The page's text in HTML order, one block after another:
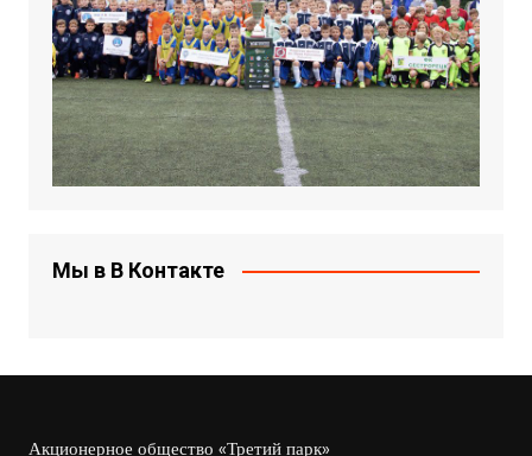
Мы в В Контакте
Акционерное общество «Третий парк»